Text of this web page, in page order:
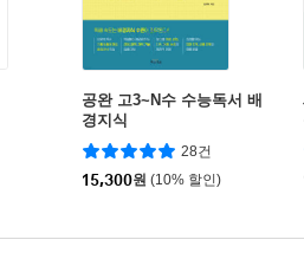
공완 고3~N수 수능독서 배
경지식
28건
15,300원 (10% 할인)